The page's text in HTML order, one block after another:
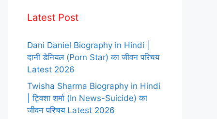
Latest Post
Dani Daniel Biography in Hindi |
दानी डेनियल (Porn Star) का जीवन परिचय
Latest 2026
Twisha Sharma Biography in Hindi
| ट्विशा शर्मा (In News-Suicide) का
जीवन परिचय Latest 2026